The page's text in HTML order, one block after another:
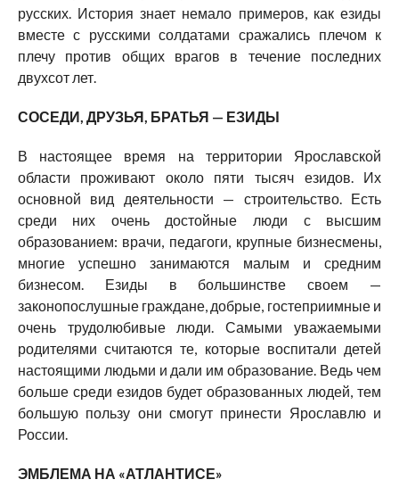
русских. История знает немало примеров, как езиды
вместе с русскими солдатами сражались плечом к
плечу против общих врагов в течение последних
двухсот лет.
СОСЕДИ, ДРУЗЬЯ, БРАТЬЯ — ЕЗИДЫ
В настоящее время на территории Ярославской
области проживают около пяти тысяч езидов. Их
основной вид деятельности — строительство. Есть
среди них очень достойные люди с высшим
образованием: врачи, педагоги, крупные бизнесмены,
многие успешно занимаются малым и средним
бизнесом. Езиды в большинстве своем —
законопослушные граждане, добрые, гостеприимные и
очень трудолюбивые люди. Самыми уважаемыми
родителями считаются те, которые воспитали детей
настоящими людьми и дали им образование. Ведь чем
больше среди езидов будет образованных людей, тем
большую пользу они смогут принести Ярославлю и
России.
ЭМБЛЕМА НА «АТЛАНТИСЕ»